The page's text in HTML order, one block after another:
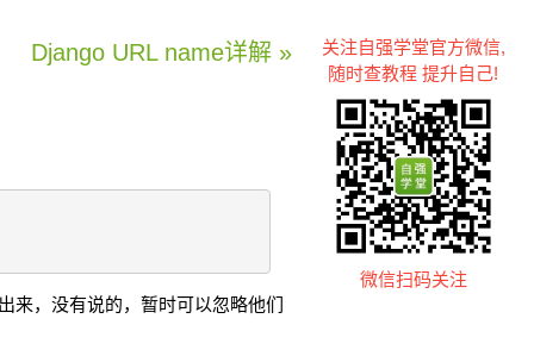
Django URL name详解 »
来，没有说的，暂时可以忽略他们
关注自强学堂官方微信,
随时查教程 提升自己!
微信扫码关注